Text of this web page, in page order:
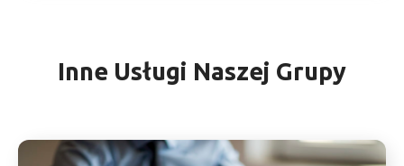
Inne Usługi Naszej Grupy